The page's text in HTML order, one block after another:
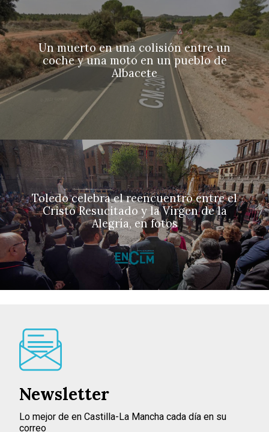
Un muerto en una colisión entre un
coche y una moto en un pueblo de
Albacete
Toledo celebra el reencuentro entre el
Cristo Resucitado y la Virgen de la
Alegría, en fotos
Newsletter
Lo mejor de en Castilla-La Mancha cada día en su
correo